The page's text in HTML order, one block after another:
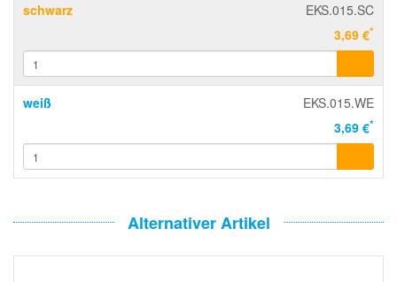
schwarz
EKS.015.SC
3,69 €*
weiß
EKS.015.WE
3,69 €*
Alternativer Artikel